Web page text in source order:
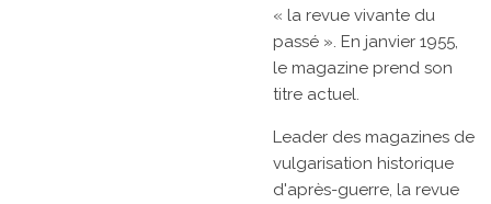
« la revue vivante du
passé ». En janvier 1955,
le magazine prend son
titre actuel.
Leader des magazines de
vulgarisation historique
d'après-guerre, la revue